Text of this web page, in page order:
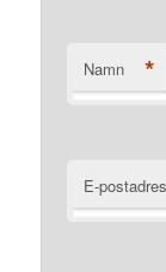
Namn *
E-